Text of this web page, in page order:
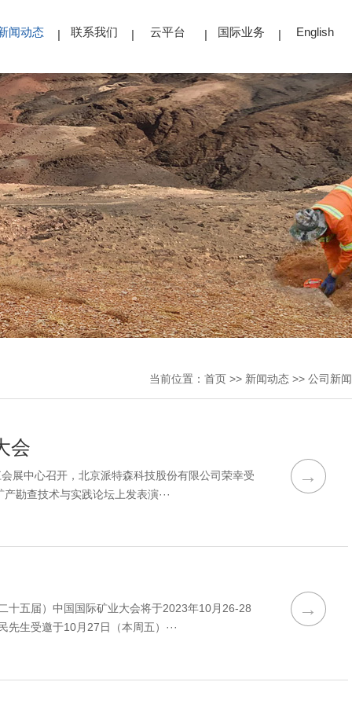
闻动态 联系我们 云平台 国际业务 English
当前位置： 首页 >> 新闻动态 >> 公司新闻
→
会
展中心召开，北京派特森科技股份有限公司荣幸受
勘查技术与实践论坛上发表演···
→
十五届）中国国际矿业大会将于2023年10月26-28
生受邀于10月27日（本周五）···